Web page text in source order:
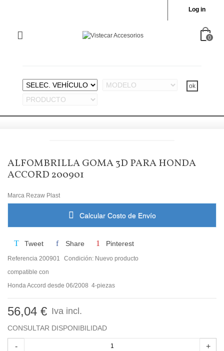
Log in
0
ALFOMBRILLA GOMA 3D PARA HONDA
ACCORD 200901
Marca Rezaw Plast
Calcular Costo de Envío
Tweet Share Pinterest
Referencia 200901 Condición: Nuevo producto
compatible con
Honda Accord desde 06/2008 4-piezas
56,04 € Iva incl.
CONSULTAR DISPONIBILIDAD
- +